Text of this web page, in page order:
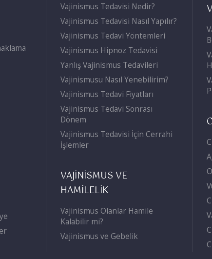
Vajinismus Tedavisi Nedir?
Vajinismus Tedavisi Nasıl Yapılır?
Vajinismus Tedavi Yöntemleri
Vajinismus Hipnoz Tedavisi
Yanlış Vajinismus Tedavileri
Vajinismusu Nasıl Yenebilirim?
Vajinismus Tedavi Fiyatları
Vajinismus Tedavi Sonrası
Dönem
Vajinismus Tedavisi İçin Cerrahi
İşlemler
VAJİNİSMUS VE
HAMİLELİK
Vajinismus Olanlar Hamile
Kalabilir mi?
Vajinismus ve Gebelik